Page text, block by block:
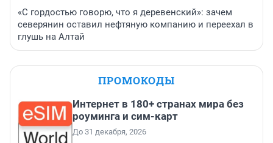
«С гордостью говорю, что я деревенский»: зачем
северянин оставил нефтяную компанию и переехал в
глушь на Алтай
ПРОМОКОДЫ
Интернет в 180+ странах мира без
роуминга и сим-карт
До 31 декабря, 2026